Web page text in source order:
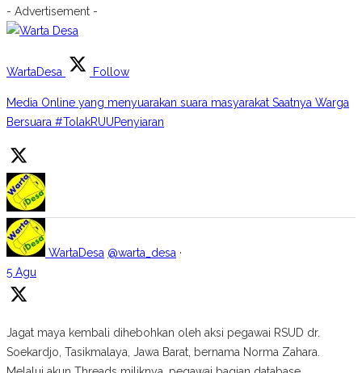
- Advertisement -
WartaDesa Follow
Media Online yang menyuarakan suara masyarakat Saatnya Warga
Bersuara #TolakRUUPenyiaran
WartaDesa @warta_desa ·
5 Agu
Jagat maya kembali dihebohkan oleh aksi pegawai RSUD dr.
Soekardjo, Tasikmalaya, Jawa Barat, bernama Norma Zahara.